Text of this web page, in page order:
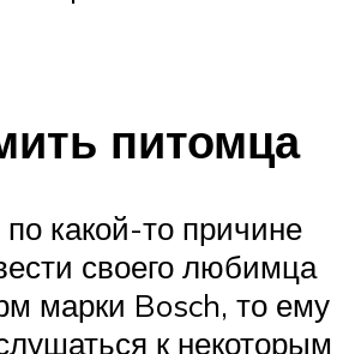
питомца
какой-то причине
своего любимца
марки Bosch, то ему
к некоторым